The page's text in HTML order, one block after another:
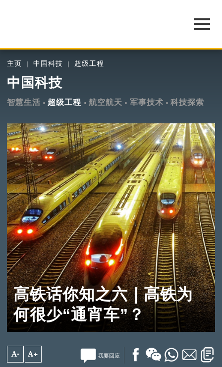
主页 中国科技 超级工程
中国科技
智慧生活 超级工程 航空航天 军事技术 科技探索
高铁话你知之六｜高铁为
何很少“通宵车”？
A- A+ 我要回应